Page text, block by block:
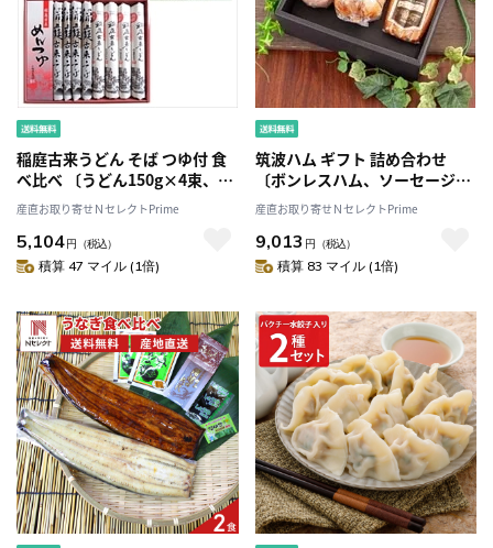
稲庭古来うどん そば つゆ付 食
べ比べ 〔うどん150g×4束、そ
ば160g×4束、つゆ20g×8袋〕
産直お取り寄せＮセレクトPrime
5,104円 （税込）
積算 47 マイル (1倍)
筑波ハム ギフト 詰め合わせ
〔ボンレスハム、ソーセージ、
ウィンナー〕［沖縄県・離島 配
送不可］
産直お取り寄せＮセレクトPrime
9,013 円 （税込）
積算 83 マイル (1倍)